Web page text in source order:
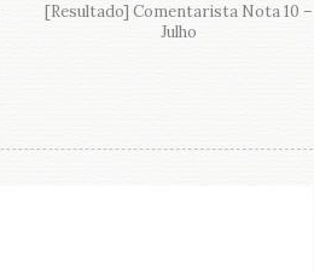
[Resultado] Comentarista Nota 10 –
Julho